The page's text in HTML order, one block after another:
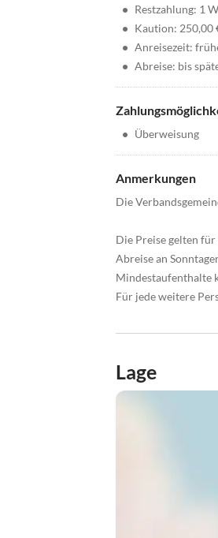
• Restzahlung: 1
• Kaution: 250,00
• Anreisezeit:
• Abreise: bis
• Überweisung
Anmerkungen
Die
Die Preise gelten für
Abreise an
Mindestaufenthalte
Für jede weitere
Lage